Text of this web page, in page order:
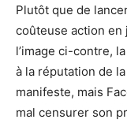
Plutôt que de
coûteuse action en
l’image ci-contre,
à la réputation de
manifeste, mais
mal censurer son